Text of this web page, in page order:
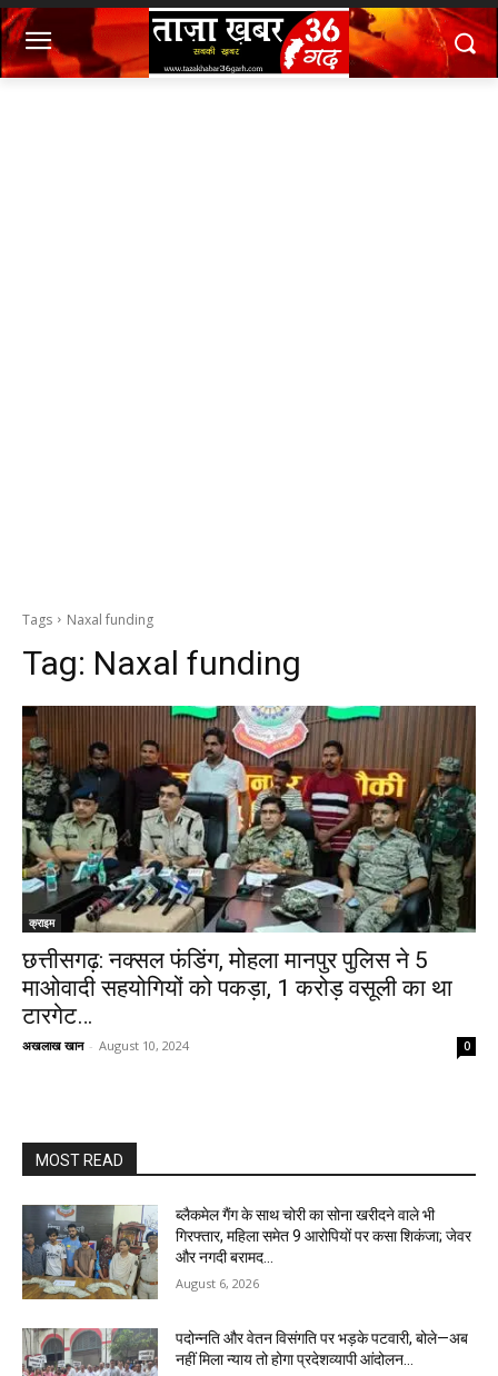
Tags Naxal funding
Tag: Naxal funding
क्राइम
छत्तीसगढ़: नक्सल फंडिंग, मोहला मानपुर पुलिस ने 5
माओवादी सहयोगियों को पकड़ा, 1 करोड़ वसूली का था
टारगेट…
अखलाख खान - August 10, 2024 0
MOST READ
ब्लैकमेल गैंग के साथ चोरी का सोना खरीदने वाले भी
गिरफ्तार, महिला समेत 9 आरोपियों पर कसा शिकंजा; जेवर
और नगदी बरामद…
August 6, 2026
पदोन्नति और वेतन विसंगति पर भड़के पटवारी, बोले—अब
नहीं मिला न्याय तो होगा प्रदेशव्यापी आंदोलन…